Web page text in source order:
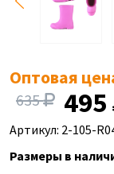
Оптовая
635 495
Артикул: 2-105-
Размеры в